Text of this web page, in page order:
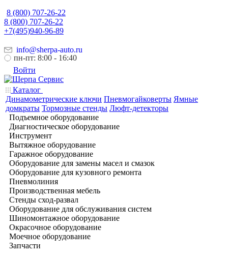
8 (800) 707-26-22
8 (800) 707-26-22
+7(495)940-96-89
info@sherpa-auto.ru
пн-пт: 8:00 - 16:40
Войти
Каталог
Динамометрические ключи Пневмогайковерты Ямные
домкраты Тормозные стенды Люфт-детекторы
Подъемное оборудование
Диагностическое оборудование
Инструмент
Вытяжное оборудование
Гаражное оборудование
Оборудование для замены масел и смазок
Оборудование для кузовного ремонта
Пневмолиния
Производственная мебель
Стенды сход-развал
Оборудование для обслуживания систем
Шиномонтажное оборудование
Окрасочное оборудование
Моечное оборудование
Запчасти